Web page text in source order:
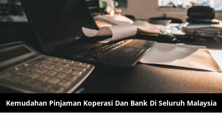
Kemudahan Pinjaman Koperasi Dan Bank Di Seluruh Malaysia